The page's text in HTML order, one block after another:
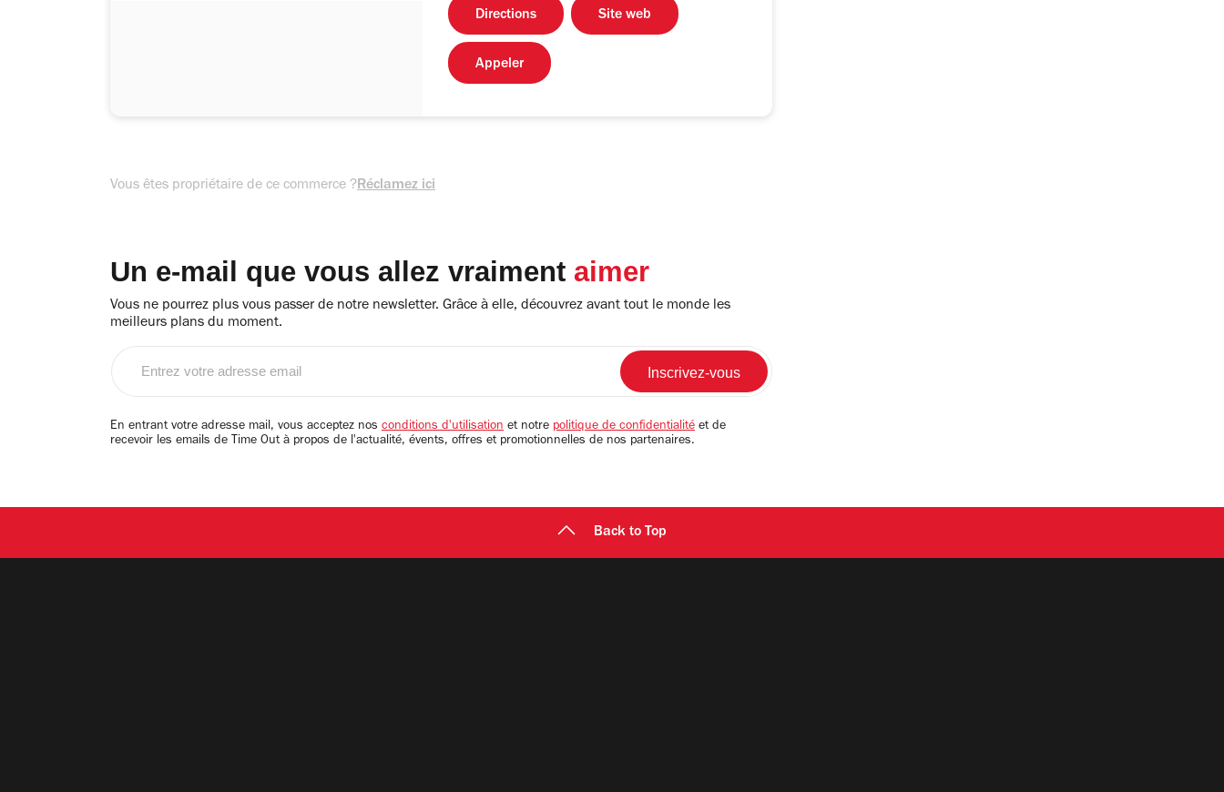
Directions Site web
Appeler
Vous êtes propriétaire de ce commerce ?Réclamez ici
Un e-mail que vous allez vraiment aimer
Vous ne pourrez plus vous passer de notre newsletter. Grâce à elle, découvrez avant tout le monde les
meilleurs plans du moment.
email
En entrant votre adresse mail, vous acceptez nos conditions d'utilisation et notre politique de confidentialité et de
recevoir les emails de Time Out à propos de l'actualité, évents, offres et promotionnelles de nos partenaires.
Back to Top